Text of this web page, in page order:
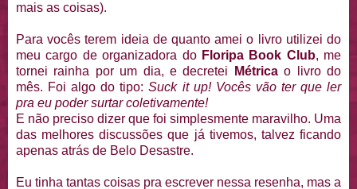
mais as coisas).
Para vocês terem ideia de quanto amei o livro utilizei do
meu cargo de organizadora do Floripa Book Club, me
tornei rainha por um dia, e decretei
Métricao livro do
mês. Foi algo do tipo:Suck it up! Vocês vão ter que ler
pra eu poder surtar coletivamente!
E não preciso dizer que foi simplesmente maravilho. Uma
das melhores discussões que já tivemos, talvez ficando
apenas atrás de Belo Desastre.
Eu tinha tantas coisas pra escrever nessa resenha, mas a